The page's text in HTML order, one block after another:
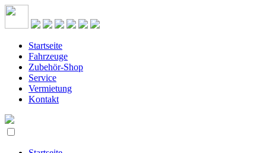
Startseite
Fahrzeuge
Zubehör-Shop
Service
Vermietung
Kontakt